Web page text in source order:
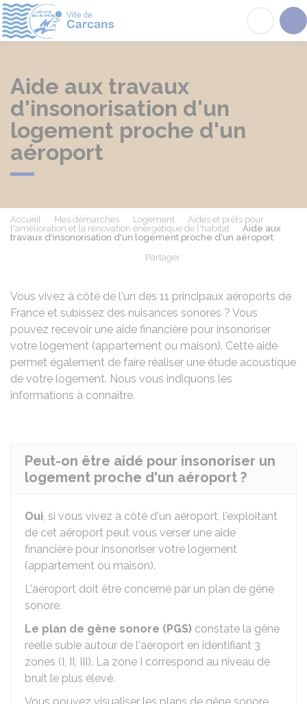
Aide aux travaux
d'insonorisation d'un
logement proche d'un
aéroport
Accueil Mes démarches Logement
Aides et prêts pour
l'amélioration et la rénovation énergétique de l'habitat
Aide aux
travaux d'insonorisation d'un logement proche d'un aéroport
Partager
Vous vivez à côté de l'un des 11 principaux aéroports de
France et subissez des nuisances sonores ? Vous
pouvez recevoir une aide financière pour insonoriser
votre logement (appartement ou maison). Cette aide
permet également de faire réaliser une étude acoustique
de votre logement. Nous vous indiquons les
informations à connaître.
Peut-on être aidé pour insonoriser un
logement proche d'un aéroport ?
Oui, si vous vivez à côté d'un aéroport, l'exploitant
de cet aéroport peut vous verser une aide
financière pour insonoriser votre logement
(appartement ou maison).
L'aéroport doit être concerné par un plan de gêne
sonore.
Le plan de gêne sonore (PGS) constate la gêne
réelle subie autour de l'aéroport en identifiant 3
zones (I, II, III). La zone I correspond au niveau de
bruit le plus élevé.